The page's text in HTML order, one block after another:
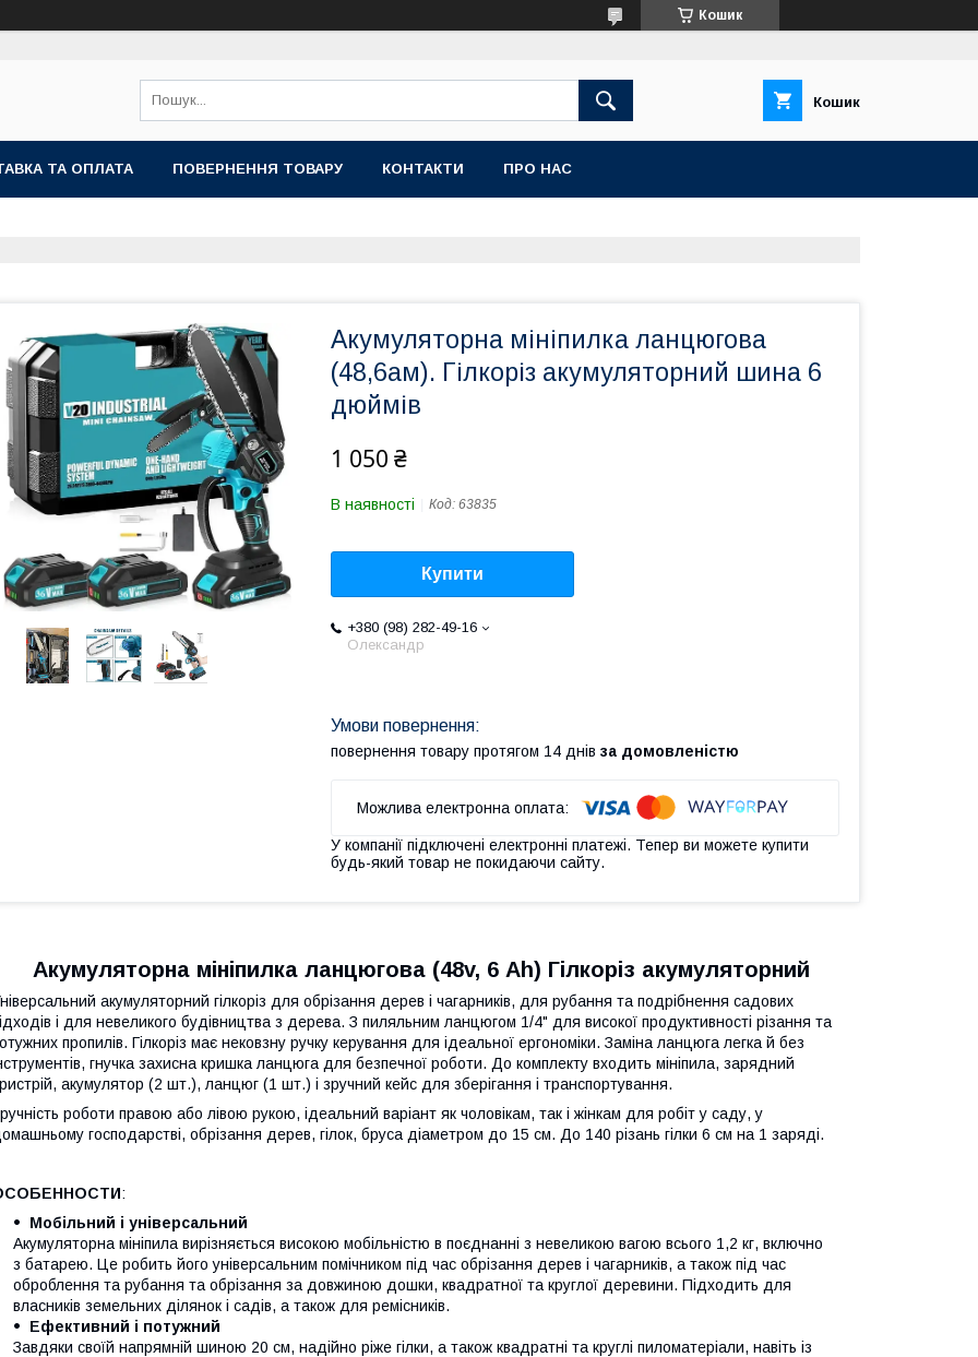
Кошик
Кошик
ТА ОПЛАТА ПОВЕРНЕННЯ ТОВАРУ КОНТАКТИ ПРО НАС
Акумуляторна мініпилка ланцюгова
(48,6ам). Гілкоріз акумуляторний шина 6
дюймів
1 050 ₴
В наявності Код: 63835
Купити
+380 (98) 282-49-16
Олександр
повернення товару протягом 14 днів за домовленістю
У компанії підключені електронні платежі. Тепер ви можете купити
будь-який товар не покидаючи сайту.
Акумуляторна мініпилка ланцюгова (48v, 6 Аh) Гілкоріз акумуляторний
акумуляторний гілкоріз для обрізання дерев і чагарників, для рубання та подрібнення садових
і для невеликого будівництва з дерева. З пиляльним ланцюгом 1/4" для високої продуктивності різання та
пропилів. Гілкоріз має нековзну ручку керування для ідеальної ергономіки. Заміна ланцюга легка й без
гнучка захисна кришка ланцюга для безпечної роботи. До комплекту входить мініпила, зарядний
акумулятор (2 шт.), ланцюг (1 шт.) і зручний кейс для зберігання і транспортування.
роботи правою або лівою рукою, ідеальний варіант як чоловікам, так і жінкам для робіт у саду, у
господарстві, обрізання дерев, гілок, бруса діаметром до 15 см. До 140 різань гілки 6 см на 1 заряді.
:
Мобільний і універсальний
Акумуляторна мініпила вирізняється високою мобільністю в поєднанні з невеликою вагою всього 1,2 кг, включно
з батарею. Це робить його універсальним помічником під час обрізання дерев і чагарників, а також під час
оброблення та рубання та обрізання за довжиною дошки, квадратної та круглої деревини. Підходить для
власників земельних ділянок і садів, а також для ремісників.
Ефективний і потужний
Завдяки своїй напрямній шиною 20 см, надійно ріже гілки, а також квадратні та круглі пиломатеріали, навіть із